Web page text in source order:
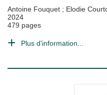
Antoine Fouquet ; Elodie
2024
479 pages
Plus d'information...